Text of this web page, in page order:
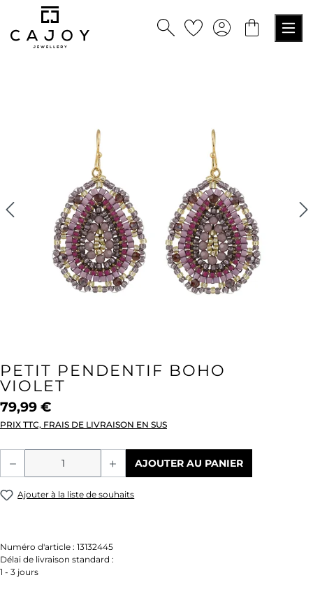
principal
PETIT PENDENTIF BOHO
VIOLET
79,99 €
PRIX TTC, FRAIS DE LIVRAISON EN SUS
Quantité de produit : Entrez la
AJOUTER AU PANIER
Ajouter à la liste de souhaits
Numéro d'article : 13132445
Délai de livraison standard :
1 - 3 jours